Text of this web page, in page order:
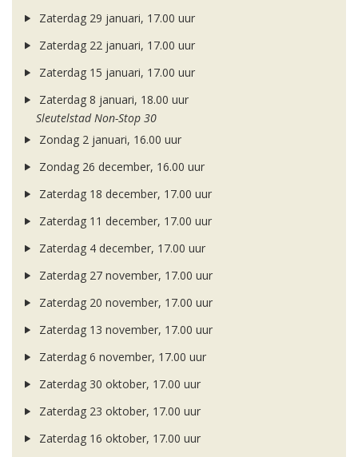
Zaterdag 29 januari, 17.00 uur
Zaterdag 22 januari, 17.00 uur
Zaterdag 15 januari, 17.00 uur
Zaterdag 8 januari, 18.00 uur
Sleutelstad Non-Stop 30
Zondag 2 januari, 16.00 uur
Zondag 26 december, 16.00 uur
Zaterdag 18 december, 17.00 uur
Zaterdag 11 december, 17.00 uur
Zaterdag 4 december, 17.00 uur
Zaterdag 27 november, 17.00 uur
Zaterdag 20 november, 17.00 uur
Zaterdag 13 november, 17.00 uur
Zaterdag 6 november, 17.00 uur
Zaterdag 30 oktober, 17.00 uur
Zaterdag 23 oktober, 17.00 uur
Zaterdag 16 oktober, 17.00 uur